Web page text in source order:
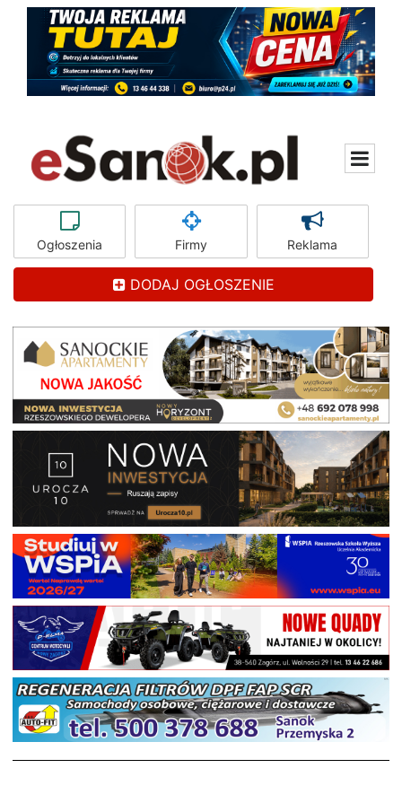
Ogłoszenia Firmy Reklama
DODAJ OGŁOSZENIE